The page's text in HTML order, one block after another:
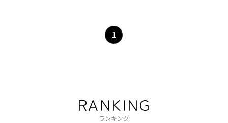
1
RANKING
ランキング